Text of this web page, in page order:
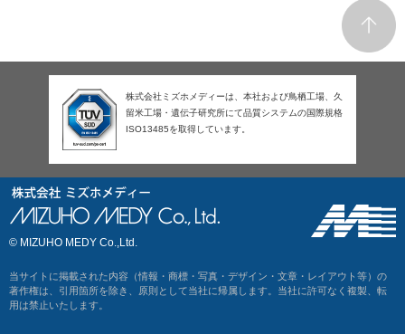
株式会社ミズホメディーは、本社および鳥栖工場、久
留米工場・遺伝子研究所にて品質システムの国際規格
ISO13485を取得しています。
© MIZUHO MEDY Co.,Ltd.
当サイトに掲載された内容（情報・商標・写真・デザイン・文章・レイアウト等）の
著作権は、引用箇所を除き、原則として当社に帰属します。当社に許可なく複製、転
用は禁止いたします。